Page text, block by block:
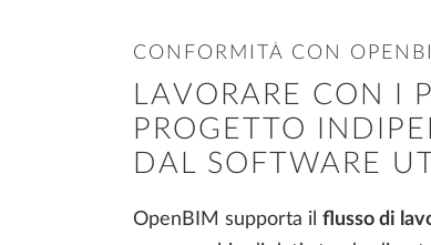
CONFORMITÀ CON
LAVORARE CON I
PROGETTO
DAL SOFTWARE
OpenBIM supporta il flusso di